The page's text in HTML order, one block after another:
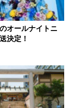
オールナイトニ
決定！